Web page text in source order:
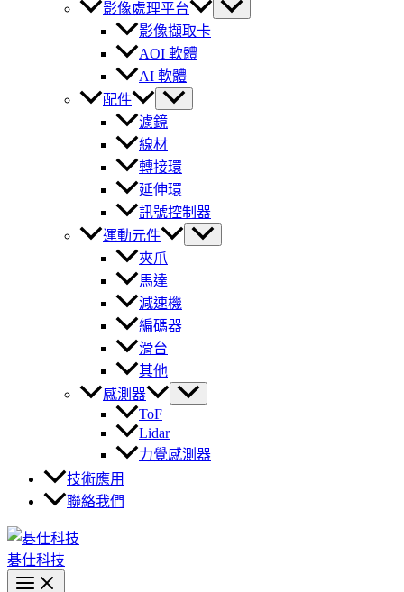
影像處理平台
影像擷取卡
AOI 軟體
AI 軟體
配件
濾鏡
線材
轉接環
延伸環
訊號控制器
運動元件
夾爪
馬達
減速機
編碼器
滑台
其他
感測器
ToF
Lidar
力覺感測器
技術應用
聯絡我們
碁仕科技